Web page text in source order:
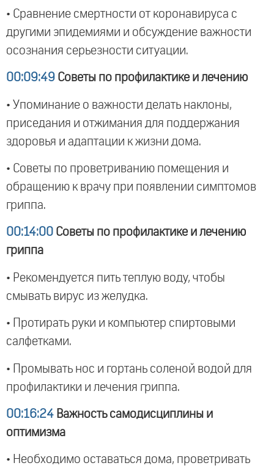
• Сравнение смертности от коронавируса с
другими эпидемиями и обсуждение важности
осознания серьезности ситуации.
00:09:49 Советы по профилактике и лечению
• Упоминание о важности делать наклоны,
приседания и отжимания для поддержания
здоровья и адаптации к жизни дома.
• Советы по проветриванию помещения и
обращению к врачу при появлении симптомов
гриппа.
00:14:00 Советы по профилактике и лечению
гриппа
• Рекомендуется пить теплую воду, чтобы
смывать вирус из желудка.
• Протирать руки и компьютер спиртовыми
салфетками.
• Промывать нос и гортань соленой водой для
профилактики и лечения гриппа.
00:16:24 Важность самодисциплины и
оптимизма
• Необходимо оставаться дома, проветривать